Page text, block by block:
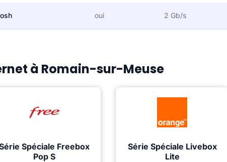
oui 2 Gb/s
à Romain-sur-Meuse
Spéciale Freebox
Pop S
Série Spéciale Livebox
Lite